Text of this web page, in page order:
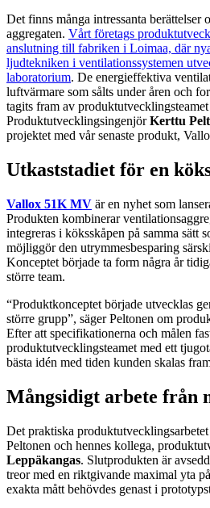
Det finns många intressanta berättelser
aggregaten. Vårt företags
anslutning till fabriken i Loimaa, där
ljudtekniken i ventilationssystemen
laboratorium. De energieffektiva
luftvärmare som sålts under åren och
tagits fram av
ProduktutvecklingsingenjörKerttu
projektet med vår senaste produkt,
Utkaststadiet för en
Vallox 51K MV är en nyhet som
Produkten kombinerar
integreras i köksskåpen på samma sätt
möjliggör den utrymmesbesparing
Konceptet började ta form några år
större team.
“Produktkonceptet började utvecklas
större grupp”, säger Peltonen om
Efter att specifikationerna och målen
produktutvecklingsteamet med ett
bästa idén med tiden kunden skalas
Mångsidigt arbete
Det praktiska
Peltonen och hennes kollega,
Leppäkangas. Slutprodukten är
treor med en riktgivande maximal yta
exakta mått behövdes genast i